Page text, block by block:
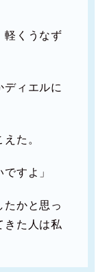
軽くうなず
ディエルに
た。
すよ」
たかと思っ
きた人は私